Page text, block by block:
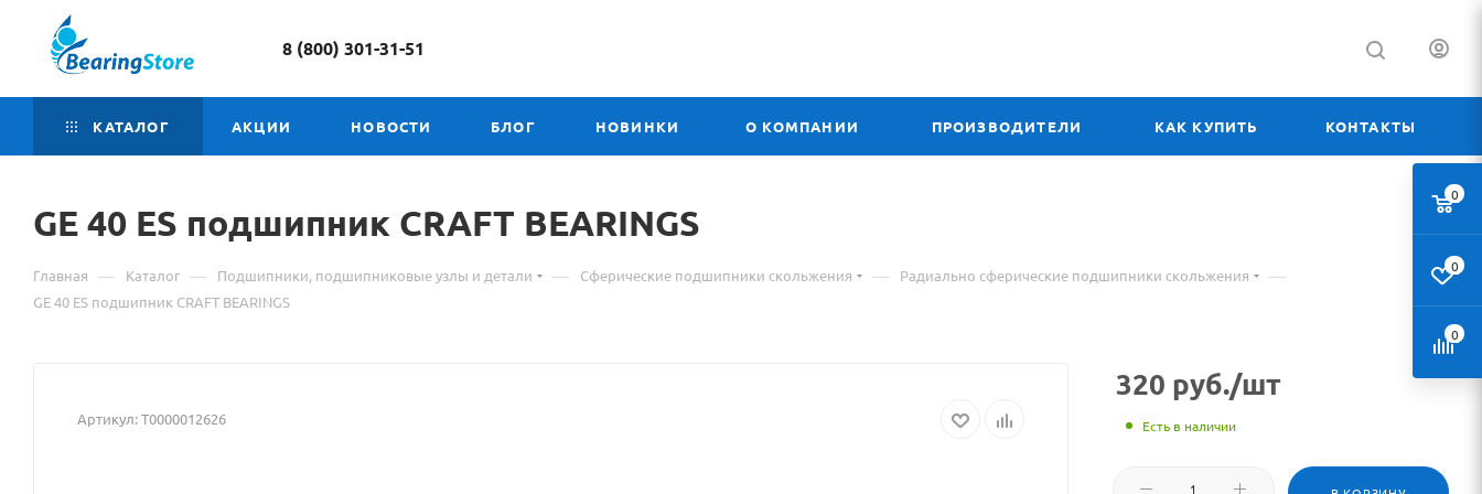
8 (800) 301-31-51
КАТАЛОГ АКЦИИ НОВОСТИ БЛОГ НОВИНКИ О КОМПАНИИ ПРОИЗВОДИТЕЛИ КАК КУПИТЬ КОНТАКТЫ
GE 40 Материал
о
товаре
ES
ES подшипник CRAFT BEARINGS
Главная — Каталог — Подшипники, подшипниковые узлы и детали — Сферические подшипники скольжения — Радиально сферические подшипники скольжения —
GE 40 ES подшипник CRAFT BEARINGS
Артикул:Т0000012626
320 руб./шт
Есть в наличии
0
0
0